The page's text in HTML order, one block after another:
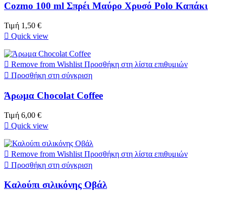
Cozmo 100 ml Σπρέι Μαύρο Χρυσό Polo Καπάκι
Τιμή 1,50 €
 Quick view
 Remove from Wishlist Προσθήκη στη λίστα επιθυμιών
 Προσθήκη στη σύγκριση
Άρωμα Chocolat Coffee
Τιμή 6,00 €
 Quick view
 Remove from Wishlist Προσθήκη στη λίστα επιθυμιών
 Προσθήκη στη σύγκριση
Καλούπι σιλικόνης Οβάλ